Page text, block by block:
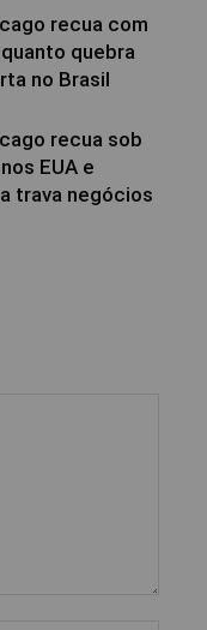
recua com
quebra
no Brasil
recua sob
EUA e
trava negócios